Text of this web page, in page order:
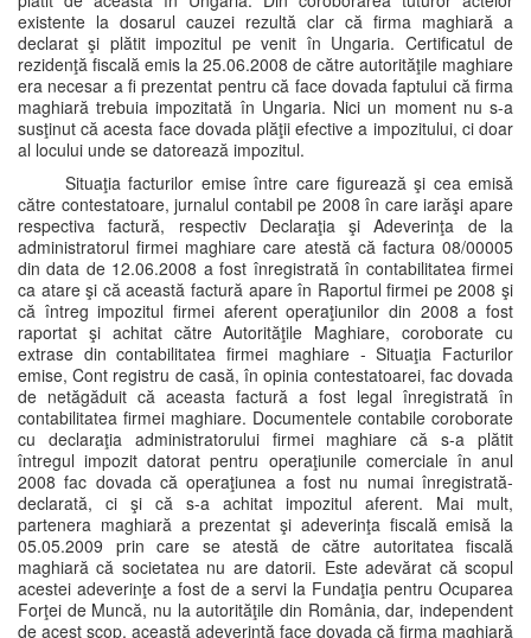
existente la dosarul cauzei rezultă clar că firma maghiară a
declarat şi plătit impozitul pe venit în Ungaria. Certificatul de
rezidenţă fiscală emis la 25.06.2008 de către autorităţile maghiare
era necesar a fi prezentat pentru că face dovada faptului că firma
maghiară trebuia impozitată în Ungaria. Nici un moment nu s-a
susţinut că acesta face dovada plăţii efective a impozitului, ci doar
al locului unde se datorează impozitul.
Situaţia facturilor emise între care figurează şi cea emisă
către contestatoare, jurnalul contabil pe 2008 în care iarăşi apare
respectiva factură, respectiv Declaraţia şi Adeverinţa de la
administratorul firmei maghiare care atestă că factura 08/00005
din data de 12.06.2008 a fost înregistrată în contabilitatea firmei
ca atare şi că această factură apare în Raportul firmei pe 2008 şi
că întreg impozitul firmei aferent operaţiunilor din 2008 a fost
raportat şi achitat către Autorităţile Maghiare, coroborate cu
extrase din contabilitatea firmei maghiare - Situaţia Facturilor
emise, Cont registru de casă, în opinia contestatoarei, fac dovada
de netăgăduit că aceasta factură a fost legal înregistrată în
contabilitatea firmei maghiare. Documentele contabile coroborate
cu declaraţia administratorului firmei maghiare că s-a plătit
întregul impozit datorat pentru operaţiunile comerciale în anul
2008 fac dovada că operaţiunea a fost nu numai înregistrată-
declarată, ci şi că s-a achitat impozitul aferent. Mai mult,
partenera maghiară a prezentat şi adeverinţa fiscală emisă la
05.05.2009 prin care se atestă de către autoritatea fiscală
maghiară că societatea nu are datorii. Este adevărat că scopul
acestei adeverinţe a fost de a servi la Fundaţia pentru Ocuparea
Forţei de Muncă, nu la autorităţile din România, dar, independent
de acest scop, această adeverinţă face dovada că firma maghiară